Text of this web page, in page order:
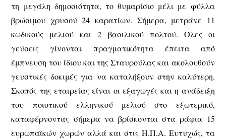
τη μεγάλη δημοσιότητα, το θυμαρίσιο μέλι με φύλλα
βρώσιμου χρυσού 24 καρατίων. Σήμερα, μετράνε 11
κωδικούς μελιού και 2 βασιλικού πολτού. Όλες οι
γεύσεις γίνονται πραγματικότητα έπειτα από
έμπνευση του ίδιου και της Σταυρούλας και ακολουθούν
γευστικές δοκιμές για να καταλήξουν στην καλύτερη.
Σκοπός της εταιρείας είναι οι εξαγωγές και η ανάδειξη
του ποιοτικού ελληνικού μελιού στο εξωτερικό,
καταφέρνοντας σήμερα να βρίσκονται στα ράφια 15
ευρωπαϊκών χωρών αλλά και στις Η.Π.Α. Ευτυχώς, τα